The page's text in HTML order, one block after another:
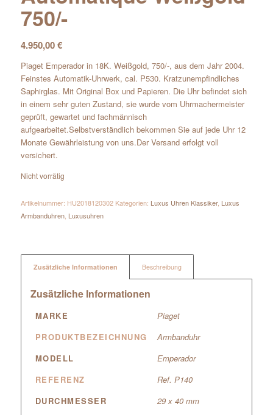
750/-
4.950,00€
Piaget Emperador in 18K. Weißgold, 750/-, aus dem Jahr 2004.
Feinstes Automatik-Uhrwerk, cal. P530. Kratzunempfindliches
Saphirglas. Mit Original Box und Papieren. Die Uhr befindet sich
in einem sehr guten Zustand, sie wurde vom Uhrmachermeister
geprüft, gewartet und fachmännisch
aufgearbeitet.Selbstverständlich bekommen Sie auf jede Uhr 12
Monate Gewährleistung von uns.Der Versand erfolgt voll
versichert.
Nicht vorrätig
Artikelnummer: HU2018120302 Kategorien: Luxus Uhren Klassiker, Luxus
Armbanduhren, Luxusuhren
Zusätzliche Informationen Beschreibung
Zusätzliche Informationen
MARKE
Piaget
PRODUKTBEZEICHNUNG
Armbanduhr
MODELL
Emperador
REFERENZ
Ref. P140
DURCHMESSER
29 x 40 mm